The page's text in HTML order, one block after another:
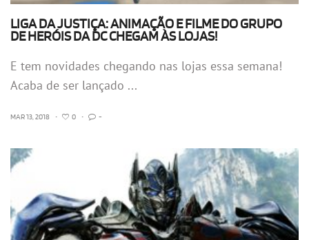
LIGA DA JUSTIÇA: ANIMAÇÃO E FILME DO GRUPO
DE HERÓIS DA DC CHEGAM ÀS LOJAS!
E tem novidades chegando nas lojas essa semana!
Acaba de ser lançado ...
MAR 13, 2018 • 0 • -